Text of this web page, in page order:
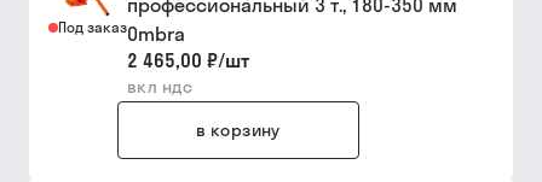
Под заказ
профессиональный 3 т., 180-350 мм
Ombra
2 465,00 ₽/шт
вкл ндс
в корзину